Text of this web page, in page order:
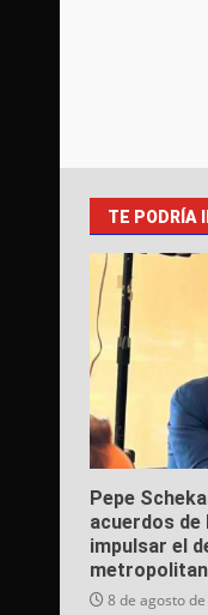
TE PODRÍA
Pepe
acuerdos de
impulsar el
8 de agosto